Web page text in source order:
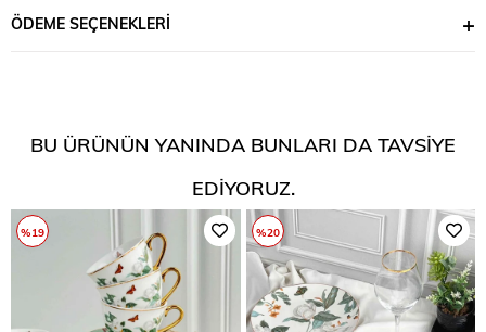
ÖDEME SEÇENEKLERI
BU ÜRÜNÜN YANINDA BUNLARI DA TAVSIYE
EDIYORUZ.
%19 %20